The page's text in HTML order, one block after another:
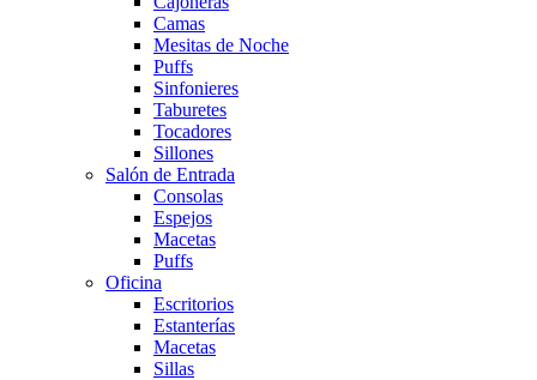
Camas
Mesitas de Noche
Puffs
Sinfonieres
Taburetes
Tocadores
Sillones
Salón de Entrada
Consolas
Espejos
Macetas
Puffs
Oficina
Escritorios
Estanterías
Macetas
Sillas